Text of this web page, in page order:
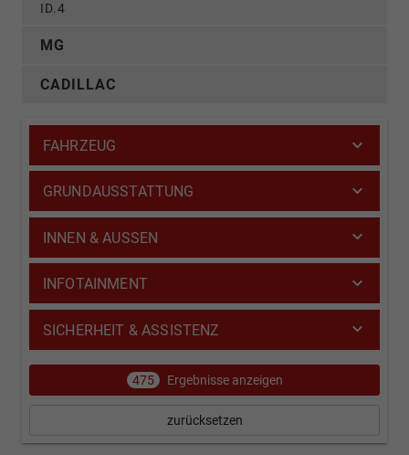
ID.4
MG
CADILLAC
FAHRZEUG
GRUNDAUSSTATTUNG
INNEN & AUSSEN
INFOTAINMENT
SICHERHEIT & ASSISTENZ
475 Ergebnisse anzeigen
zurücksetzen